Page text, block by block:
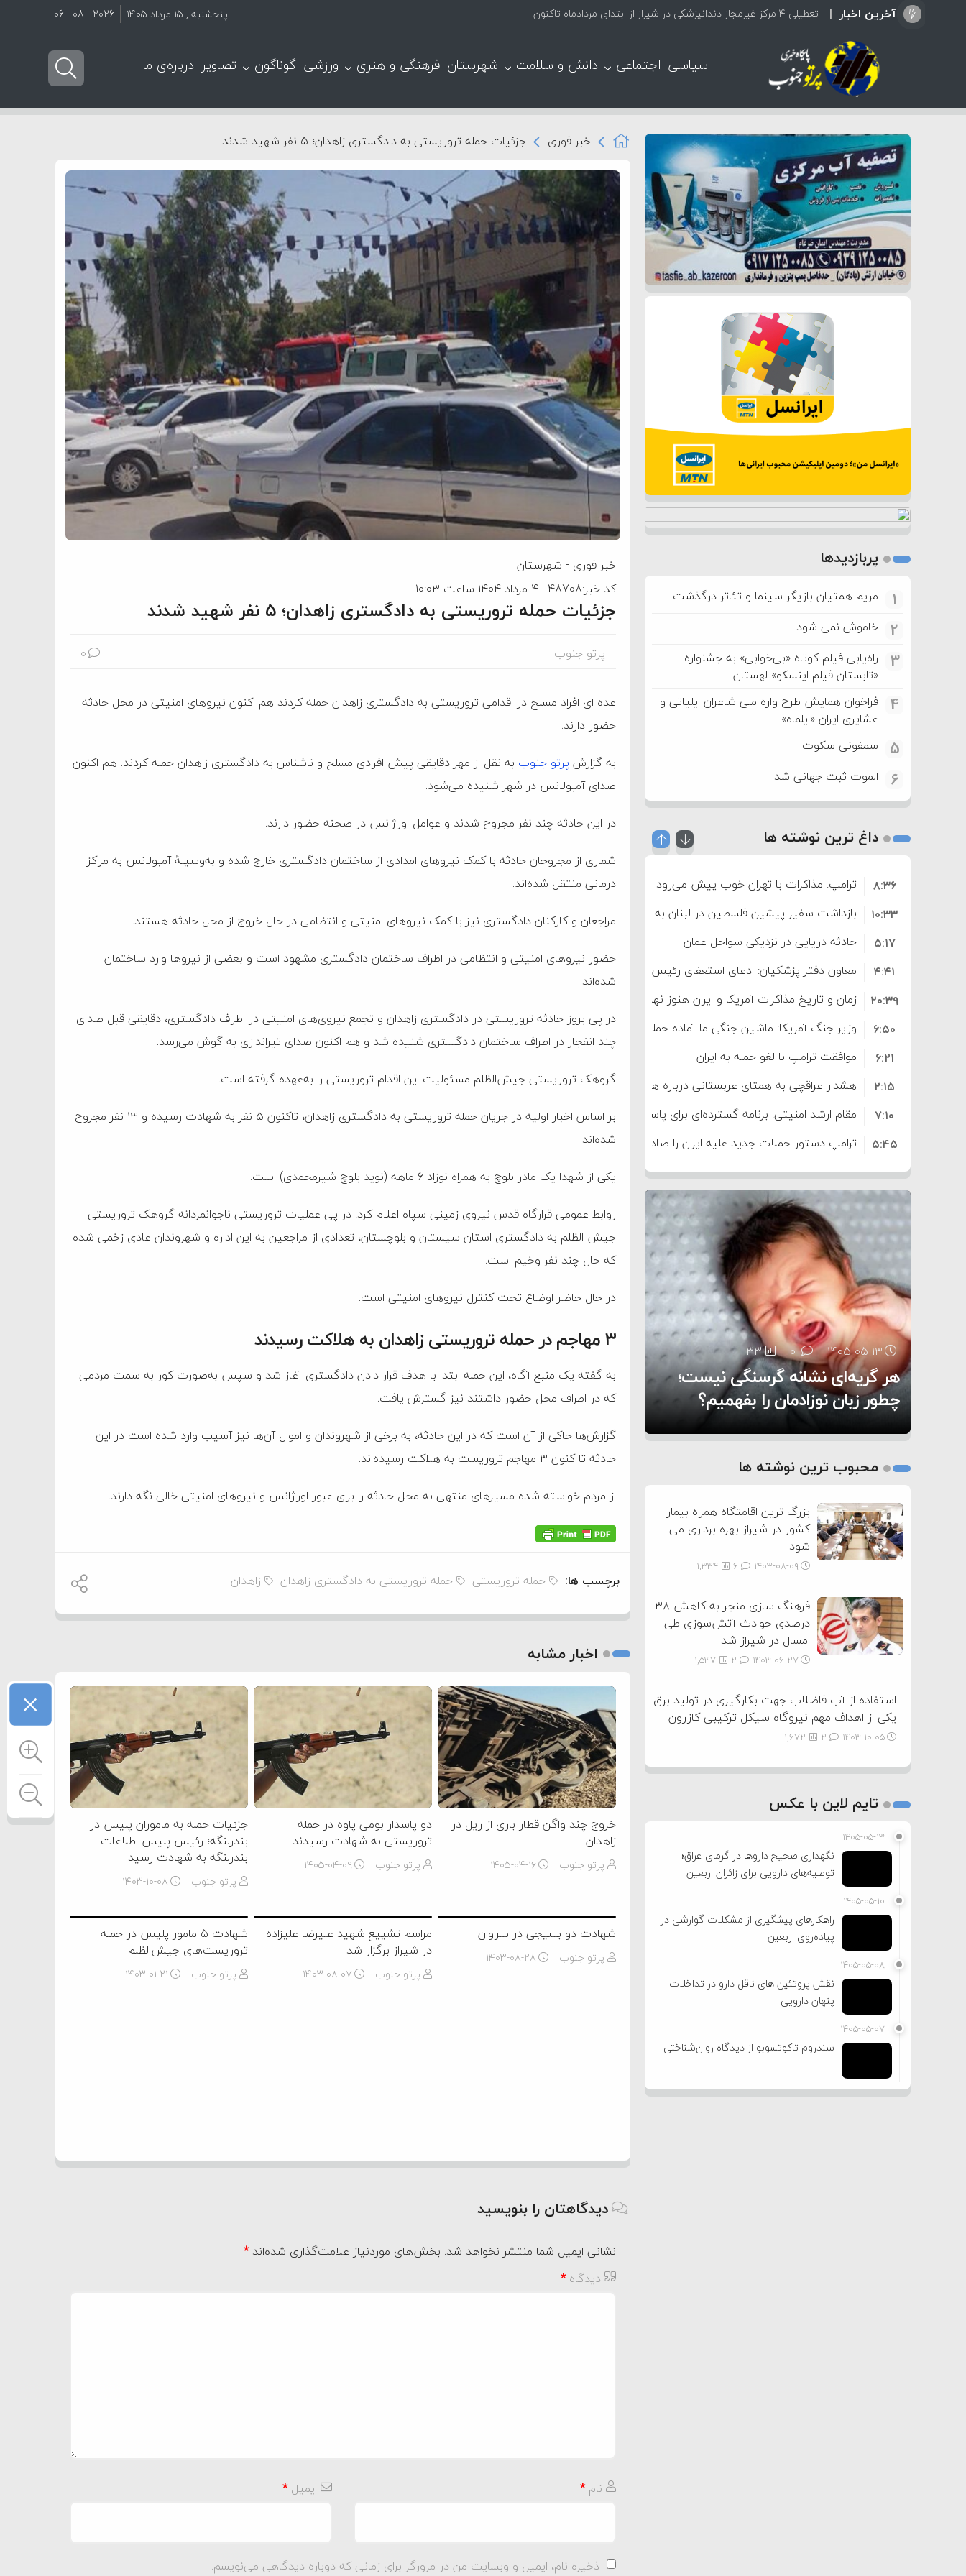
آخرین اخبار جزئیا پنجشنبه , ۱۵ مرداد ۱۴۰۵ 2026 - 08 - 06
سیاسی اجتماعی دانش و سلامت شهرستان فرهنگی و هنری ورزشی گوناگون تصاویر درباره‌ی ما
خبر فوری جزئیات حمله تروریستی به دادگستری زاهدان؛ ۵ نفر شهید شدند
خبر فوری - شهرستان
کد خبر:48708 | ۴ مرداد ۱۴۰۴ ساعت ۱۰:۰۳
جزئیات حمله تروریستی به دادگستری زاهدان؛ ۵ نفر شهید شدند
پرتو جنوب 0
عده ای افراد مسلح در اقدامی تروریستی به دادگستری زاهدان حمله کردند هم اکنون نیروهای امنیتی در محل حادثه
حضور دارند.
به گزارش پرتو جنوب به نقل از مهر دقایقی پیش افرادی مسلح و ناشناس به دادگستری زاهدان حمله کردند. هم اکنون
صدای آمبولانس در شهر شنیده می‌شود.
در این حادثه چند نفر مجروح شدند و عوامل اورژانس در صحنه حضور دارند.
شماری از مجروحان حادثه با کمک نیروهای امدادی از ساختمان دادگستری خارج شده و به‌وسیلۀ آمبولانس به مراکز
درمانی منتقل شده‌اند.
مراجعان و کارکنان دادگستری نیز با کمک نیروهای امنیتی و انتظامی در حال خروج از محل حادثه هستند.
حضور نیروهای امنیتی و انتظامی در اطراف ساختمان دادگستری مشهود است و بعضی از نیروها وارد ساختمان
شده‌اند.
در پی بروز حادثه تروریستی در دادگستری زاهدان و تجمع نیروی‌های امنیتی در اطراف دادگستری، دقایقی قبل صدای
چند انفجار در اطراف ساختمان دادگستری شنیده شد و هم اکنون صدای تیراندازی به گوش می‌رسد.
گروهک تروریستی جیش‌الظلم مسئولیت این اقدام تروریستی را به‌عهده گرفته است.
بر اساس اخبار اولیه در جریان حمله تروریستی به دادگستری زاهدان، تاکنون ۵ نفر به شهادت رسیده و ۱۳ نفر مجروح
شده‌اند.
یکی از شهدا یک مادر بلوچ به همراه نوزاد ۶ ماهه (نوید بلوچ شیرمحمدی) است.
روابط عمومی قرارگاه قدس نیروی زمینی سپاه اعلام کرد: در پی عملیات تروریستی ناجوانمردانه گروهک تروریستی
جیش الظلم به دادگستری استان سیستان و بلوچستان، تعدادی از مراجعین به این اداره و شهروندان عادی زخمی شده
که حال چند نفر وخیم است.
در حال حاضر اوضاع تحت کنترل نیروهای امنیتی است.
۳ مهاجم در حمله تروریستی زاهدان به هلاکت رسیدند
به گفته یک منبع آگاه، این حمله ابتدا با هدف قرار دادن دادگستری آغاز شد و سپس به‌صورت کور به سمت مردمی
که در اطراف محل حضور داشتند نیز گسترش یافت.
گزارش‌ها حاکی از آن است که در این حادثه، به برخی از شهروندان و اموال آن‌ها نیز آسیب وارد شده است در این
حادثه تا کنون ۳ مهاجم تروریست به هلاکت رسیده‌اند.
از مردم خواسته شده مسیرهای منتهی به محل حادثه را برای عبور اورژانس و نیروهای امنیتی خالی نگه دارند.
برچسب ها: حمله تروریستی حمله تروریستی به دادگستری زاهدان زاهدان
اخبار مشابه
خروج چند واگن قطار باری از ریل در
زاهدان
پرتو جنوب ۱۴۰۵-۰۴-۱۶
دو پاسدار بومی پاوه در حمله
تروریستی به شهادت رسیدند
پرتو جنوب ۱۴۰۵-۰۴-۰۹
جزئیات حمله به ماموران پلیس در
بندرلنگه؛ رئیس پلیس اطلاعات
بندرلنگه به شهادت رسید
پرتو جنوب ۱۴۰۳-۱۰-۰۸
شهادت دو بسیجی در سراوان
پرتو جنوب ۱۴۰۳-۰۸-۲۸
مراسم تشییع شهید علیرضا علیزاده
در شیراز برگزار شد
پرتو جنوب ۱۴۰۳-۰۸-۰۷
شهادت ۵ مامور پلیس در حمله
تروریست‌های جیش‌الظلم
پرتو جنوب ۱۴۰۳-۰۱-۲۱
دیدگاهتان را بنویسید
نشانی ایمیل شما منتشر نخواهد شد. بخش‌های موردنیاز علامت‌گذاری شده‌اند*
دیدگاه*
نام* ایمیل*
ذخیره نام، ایمیل و وبسایت من در مرورگر برای زمانی که دوباره دیدگاهی می‌نویسم.
پربازدیدها
1 مریم همتیان بازیگر سینما و تئاتر درگذشت
2 خاموش نمی شود
3
راه‌یابی فیلم کوتاه «بی‌خوابی» به جشنواره
«تابستان فیلم اینسکو» لهستان
4
فراخوان همایش طرح واره ملی شاعران ایلیاتی و
عشایری ایران «ایلماه»
5 سمفونی سکوت
6 الموت ثبت جهانی شد
داغ ترین نوشته ها
ترامپ: مذاکرات با تهران خوب پیش می‌رود
۸:۳۶
بازداشت سفیر پیشین فلسطین در لبنان به اتهام فساد و اختلاس اموال
۱۰:۳۳
حادثه دریایی در نزدیکی سواحل عمان
۵:۱۷
معاون دفتر پزشکیان: ادعای استعفای رئیس‌جمهور واهی و کذب محض
است
۴:۴۱
زمان و تاریخ مذاکرات آمریکا و ایران هنوز نهایی نشده است
۲۰:۳۹
وزیر جنگ آمریکا: ماشین جنگی ما آماده حمله نظامی علیه ایران است
۶:۵۰
موافقت ترامپ با لغو حمله به ایران
۶:۲۱
هشدار عراقچی به همتای عربستانی درباره همراهی با آمریکا
۲:۱۵
مقام ارشد امنیتی: برنامه گسترده‌ای برای پاسخ به دیوانگی آمریکا داریم
۷:۱۰
ترامپ دستور حملات جدید علیه ایران را صادر کرد
۵:۴۵
سپاه: دو نفتکش متخلف مورد اصابت قرار گرفته و متوقف شدند
۱۲:۵۹
ترامپ مدعی توافق تاریخی برای خلع سلاح کامل حماس شد
۸:۵۷
اعتراض عراقچی به همتای بلغارستانی به دلیل کمک به آمریکا در حملات به
ایران
۱۶:۱۹
کشورهایی که به متجاوزان کمک می کنند پاسخ سختی خواهند گرفت
۱۰:۱۵
سنتکام پایان تجاوز جدید به ایران را اعلام کرد
۶:۰۵
۱۴۰۵-۰۵-۱۳ 0
33
هر گریه‌ای نشانه گرسنگی نیست؛
چطور زبان نوزادمان را بفهمیم؟
۱۴۰۵-۰۵-۱۲ 0
23
تغذیه پدر می‌تواند بر سلامت نوزاد
تأثیر بگذارد
۱۴۰۵-۰۵-۱۲ 0
11
روی دیگر زندگی
2
محبوب ترین نوشته ها
بزرگ ترین اقامتگاه همراه بیمار
کشور در شیراز بهره برداری می
شود
۱۴۰۳-۰۸-۰۹ 1,334
فرهنگ سازی منجر به کاهش ۳۸
درصدی حوادث آتش‌سوزی طی
امسال در شیراز شد
۱۴۰۳-۰۶-۲۷ 1,537
استفاده از آب فاضلاب جهت بکارگیری در تولید برق
یکی از اهداف مهم نیروگاه سیکل ترکیبی کازرون
۱۴۰۳-۱۰-۰۵ 1,672
تایم لاین با عکس
۱۴۰۵-۰۵-۱۳
نگهداری صحیح داروها در گرمای عراق؛
توصیه‌های دارویی برای زائران اربعین
۱۴۰۵-۰۵-۱۰
راهکارهای پیشگیری از مشکلات گوارشی در
پیاده‌روی اربعین
۱۴۰۵-۰۵-۰۸
نقش پروتئین های ناقل دارو در تداخلات
پنهان دارویی
۱۴۰۵-۰۵-۰۷
سندروم تاکوتسوبو از دیدگاه روان‌شناختی
×